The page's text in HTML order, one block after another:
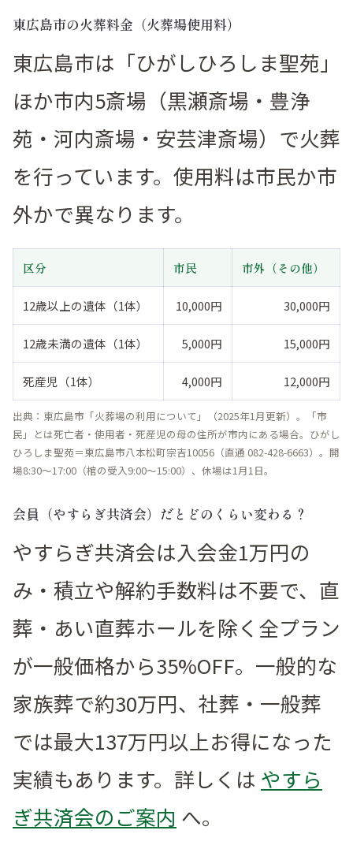
東広島市の火葬料金（火葬場使用料）
東広島市は「ひがしひろしま聖苑」
ほか市内5斎場（黒瀬斎場・豊浄
苑・河内斎場・安芸津斎場）で火葬
を行っています。使用料は市民か市
外かで異なります。
区分 市民 市外（その他）
12歳以上の遺体（1体） 10,000円 30,000円
12歳未満の遺体（1体） 5,000円 15,000円
死産児（1体） 4,000円 12,000円
出典：東広島市「火葬場の利用について」（2025年1月更新）。「市
民」とは死亡者・使用者・死産児の母の住所が市内にある場合。ひがし
ひろしま聖苑＝東広島市八本松町宗吉10056（直通 082-428-6663）。開
場8:30〜17:00（棺の受入9:00〜15:00）、休場は1月1日。
会員（やすらぎ共済会）だとどのくらい変わる？
やすらぎ共済会は入会金1万円の
み・積立や解約手数料は不要で、直
葬・あい直葬ホールを除く全プラン
が一般価格から35%OFF。一般的な
家族葬で約30万円、社葬・一般葬
では最大137万円以上お得になった
実績もあります。詳しくは やすら
ぎ共済会のご案内 へ。